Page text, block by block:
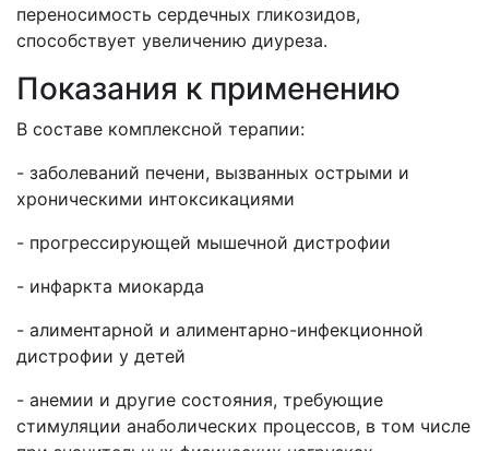
переносимость сердечных гликозидов,
способствует увеличению диуреза.
Показания к применению
В составе комплексной терапии:
- заболеваний печени, вызванных острыми и
хроническими интоксикациями
- прогрессирующей мышечной дистрофии
- инфаркта миокарда
- алиментарной и алиментарно-инфекционной
дистрофии у детей
- анемии и другие состояния, требующие
стимуляции анаболических процессов, в том числе